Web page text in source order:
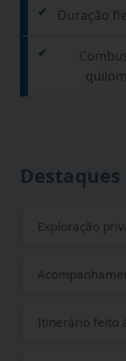
Duração
Exploração
Itinerário feito